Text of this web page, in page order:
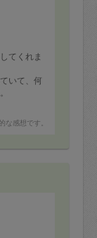
てくれま
いて、何
プリンを
な感想です。